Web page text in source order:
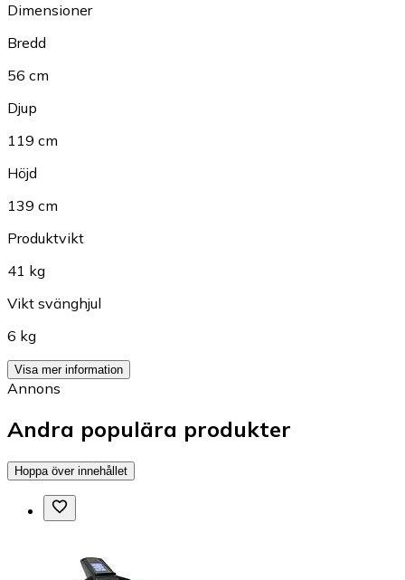
Dimensioner
Bredd
56 cm
Djup
119 cm
Höjd
139 cm
Produktvikt
41 kg
Vikt svänghjul
6 kg
Visa mer information
Annons
Andra populära produkter
Hoppa över innehållet